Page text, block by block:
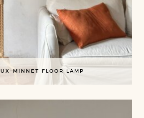
MINNET FLOOR LAMP